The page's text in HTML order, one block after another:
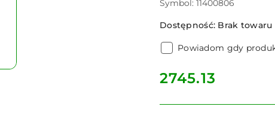
Symbol: 11400806
Dostępność: Brak towaru
Powiadom gdy
cena:
2745.13